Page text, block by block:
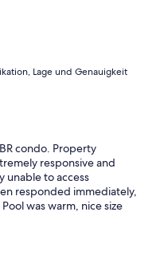
Lage und Genauigkeit
condo. Property
responsive and
unable to access
responded immediately,
was warm, nice size
at the pool. Several nice
across the street. We